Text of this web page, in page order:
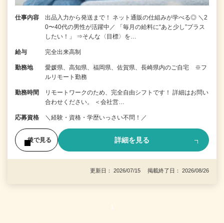
仕事内容
出品入力から発送まで！ ネット通販の仕組みが学べる◎ ＼2
0〜40代の男性が活躍中／ 「毎月の給料に“あと少し”プラス
したい！」 ⇒そんな〈目標〉を…
給与 完全出来高制
勤務地
愛媛県、高知県、福岡県、佐賀県、長崎県内のご自宅 ※フ
ルリモート勤務
勤務時間
リモートワークのため、完全自由シフトです！ 詳細はお問い
合わせください。 ＜会社営…
応募資格 ＼経験・資格・学歴いっさい不問！／
後で見る 詳細を見る
更新日： 2026/07/15 掲載終了日： 2026/08/26
1